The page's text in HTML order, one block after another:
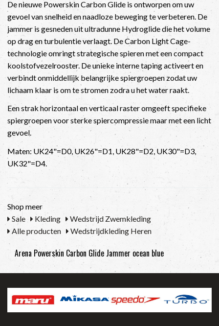
De nieuwe Powerskin Carbon Glide is ontworpen om uw
gevoel van snelheid en naadloze beweging te verbeteren. De
jammer is gesneden uit ultradunne Hydroglide die het volume
op drag en turbulentie verlaagt. De Carbon Light Cage-
technologie omringt strategische spieren met een compact
koolstofvezelrooster. De unieke interne taping activeert en
verbindt onmiddellijk belangrijke spiergroepen zodat uw
lichaam klaar is om te stromen zodra u het water raakt.
Een strak horizontaal en verticaal raster omgeeft specifieke
spiergroepen voor sterke spiercompressie maar met een licht
gevoel.
Maten: UK24"=D0, UK26"=D1, UK28"=D2, UK30"=D3,
UK32"=D4.
Shop meer
Sale
Kleding
Wedstrijd Zwemkleding
Alle producten
Wedstrijdkleding Heren
Arena Powerskin Carbon Glide Jammer ocean blue